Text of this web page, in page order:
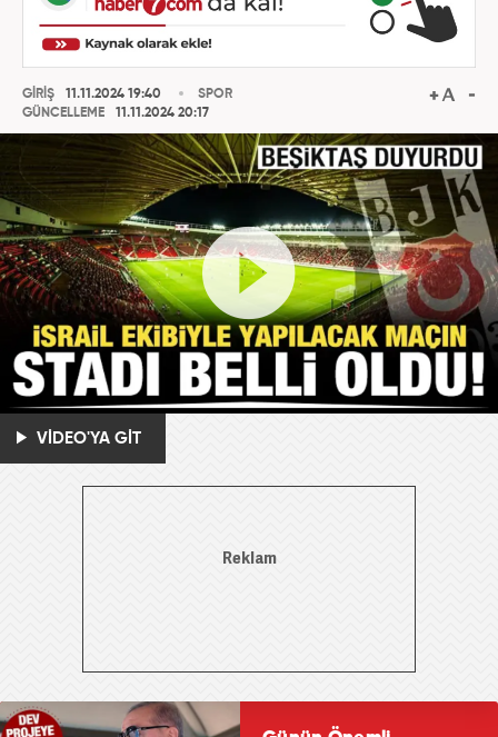
GİRİŞ
11.11.2024 19:40
GÜNCELLEME
11.11.2024 20:17
SPOR
VİDEO'YA GİT